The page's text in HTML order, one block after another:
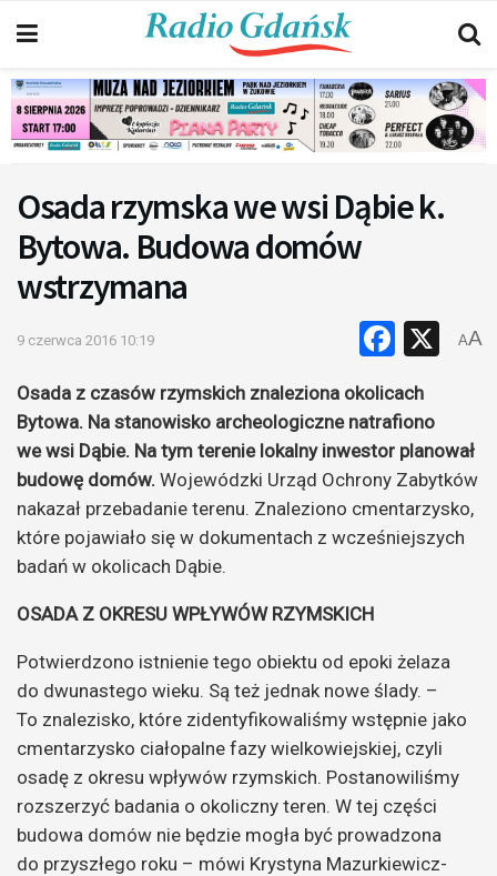
Osada rzymska we wsi Dąbie k.
Bytowa. Budowa domów
wstrzymana
9 czerwca 2016 10:19 X
AA
Osada z czasów rzymskich znaleziona okolicach
Bytowa. Na stanowisko archeologiczne natrafiono
we wsi Dąbie. Na tym terenie lokalny inwestor planował
budowę domów. Wojewódzki Urząd Ochrony Zabytków
nakazał przebadanie terenu. Znaleziono cmentarzysko,
które pojawiało się w dokumentach z wcześniejszych
badań w okolicach Dąbie.
OSADA Z OKRESU WPŁYWÓW RZYMSKICH
Potwierdzono istnienie tego obiektu od epoki żelaza
do dwunastego wieku. Są też jednak nowe ślady. –
To znalezisko, które zidentyfikowaliśmy wstępnie jako
cmentarzysko ciałopalne fazy wielkowiejskiej, czyli
osadę z okresu wpływów rzymskich. Postanowiliśmy
rozszerzyć badania o okoliczny teren. W tej części
budowa domów nie będzie mogła być prowadzona
do przyszłego roku – mówi Krystyna Mazurkiewicz-